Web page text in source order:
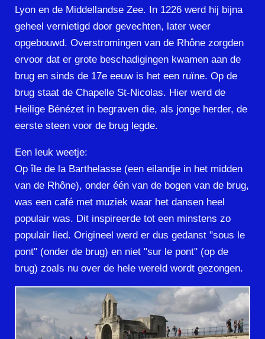
Lyon en de Middellandse Zee. In 1226 werd hij bijna
geheel vernietigd door gevechten, later weer
opgebouwd. Overstromingen van de Rhône zorgden
ervoor dat er grote beschadigingen kwamen aan de
brug en sinds de 17e eeuw is het een ruïne. Op de
brug staat de Chapelle St-Nicolas. Hier werd de
Heilige Bénézet in begraven die, als jonge herder, de
eerste steen voor de brug legde.
Een leuk weetje:
Op île de la Barthelasse (een eilandje in het midden
van de Rhône), onder één van de bogen van de brug,
was een café met muziek waar het dansen heel
populair was. Dit inspireerde tot een minstens zo
populair lied. Origineel werd er dus gedanst "sous le
pont" (onder de brug) en niet "sur le pont" (op de
brug) zoals nu over de hele wereld wordt gezongen.